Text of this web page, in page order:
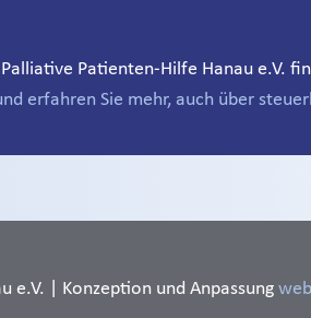
Patienten-Hilfe Hanau e.V.
erfahren Sie mehr, auch über
e.V. | Konzeption und Anpassung